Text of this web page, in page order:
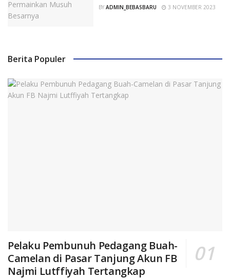
BY ADMIN_BEBASBARU 3 NOVEMBER 2023
Berita Populer
Pelaku Pembunuh Pedagang Buah-
Camelan di Pasar Tanjung Akun FB
Najmi Lutffiyah Tertangkap